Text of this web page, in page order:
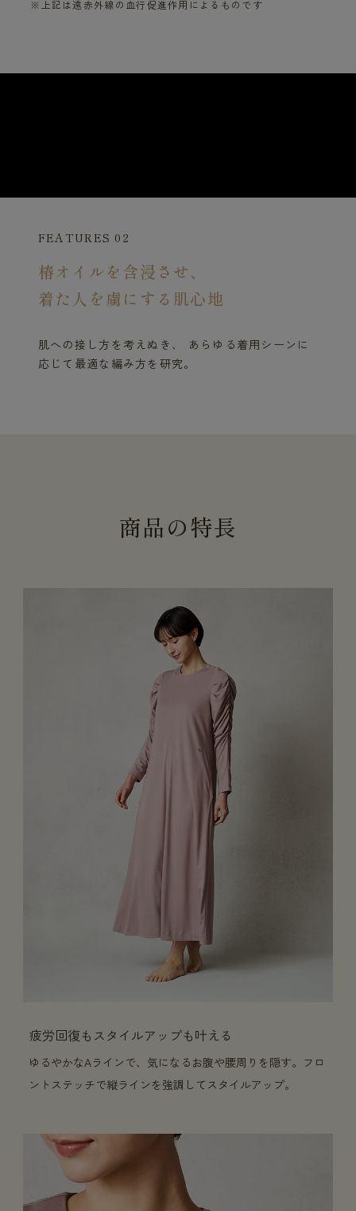
※上記は遠赤外線の血行促進作用によるものです
FEATURES 02
椿オイルを含浸させ、
着た人を虜にする肌心地
肌への接し方を考えぬき、 あらゆる着用シーンに
応じて最適な編み方を研究。
商品の特長
疲労回復もスタイルアップも叶える
ゆるやかなAラインで、気になるお腹や腰周りを隠す。フロ
ントステッチで縦ラインを強調してスタイルアップ。